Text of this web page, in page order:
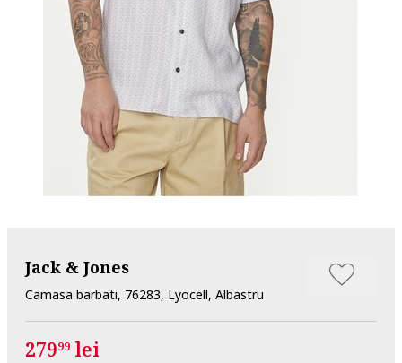
Jack & Jones
Camasa barbati, 76283, Lyocell, Albastru
27999 lei